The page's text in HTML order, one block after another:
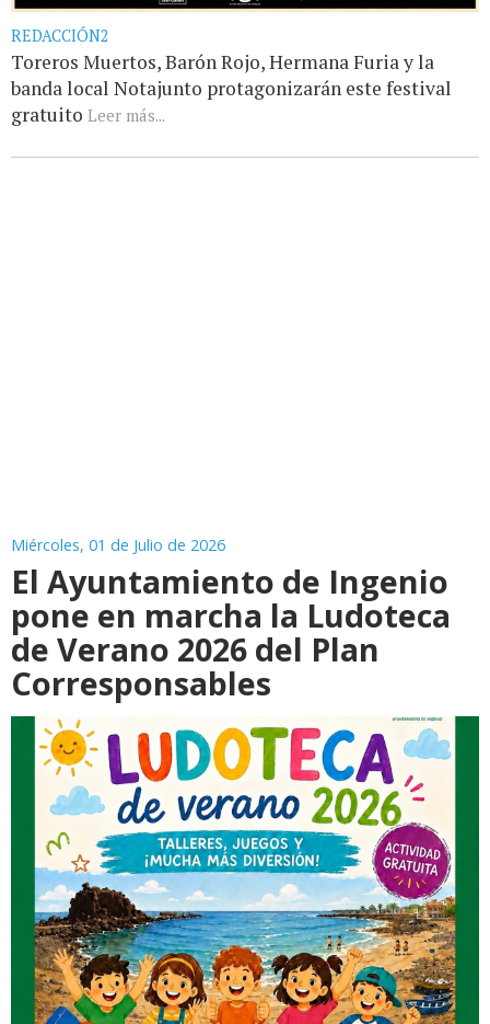
REDACCIÓN2
Toreros Muertos, Barón Rojo, Hermana Furia y la
banda local Notajunto protagonizarán este festival
gratuito Leer más...
Miércoles, 01 de Julio de 2026
El Ayuntamiento de Ingenio
pone en marcha la Ludoteca
de Verano 2026 del Plan
Corresponsables